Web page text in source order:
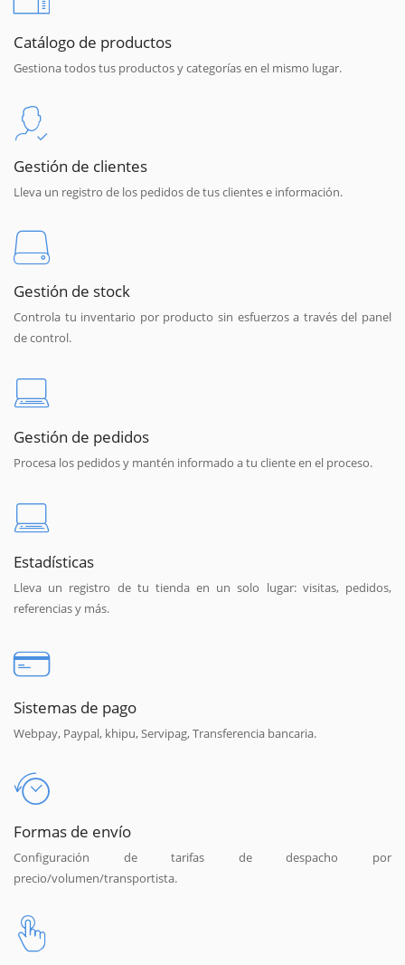
Catálogo de productos
Gestiona todos tus productos y categorías en el mismo lugar.
Gestión de clientes
Lleva un registro de los pedidos de tus clientes e información.
Gestión de stock
Controla tu inventario por producto sin esfuerzos a través del panel
de control.
Gestión de pedidos
Procesa los pedidos y mantén informado a tu cliente en el proceso.
Estadísticas
Lleva un registro de tu tienda en un solo lugar: visitas, pedidos,
referencias y más.
Sistemas de pago
Webpay, Paypal, khipu, Servipag, Transferencia bancaria.
Formas de envío
Configuración de tarifas de despacho por
precio/volumen/transportista.